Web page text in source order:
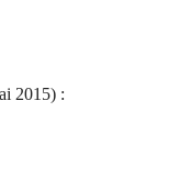
2015) :